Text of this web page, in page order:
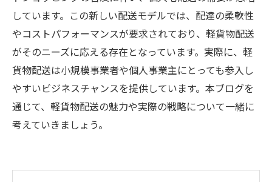
しています。この新しい配送モデルでは、配達の柔軟性
やコストパフォーマンスが要求されており、軽貨物配送
がそのニーズに応える存在となっています。実際に、軽
貨物配送は小規模事業者や個人事業主にとっても参入し
やすいビジネスチャンスを提供しています。本ブログを
通じて、軽貨物配送の魅力や実際の戦略について一緒に
考えていきましょう。